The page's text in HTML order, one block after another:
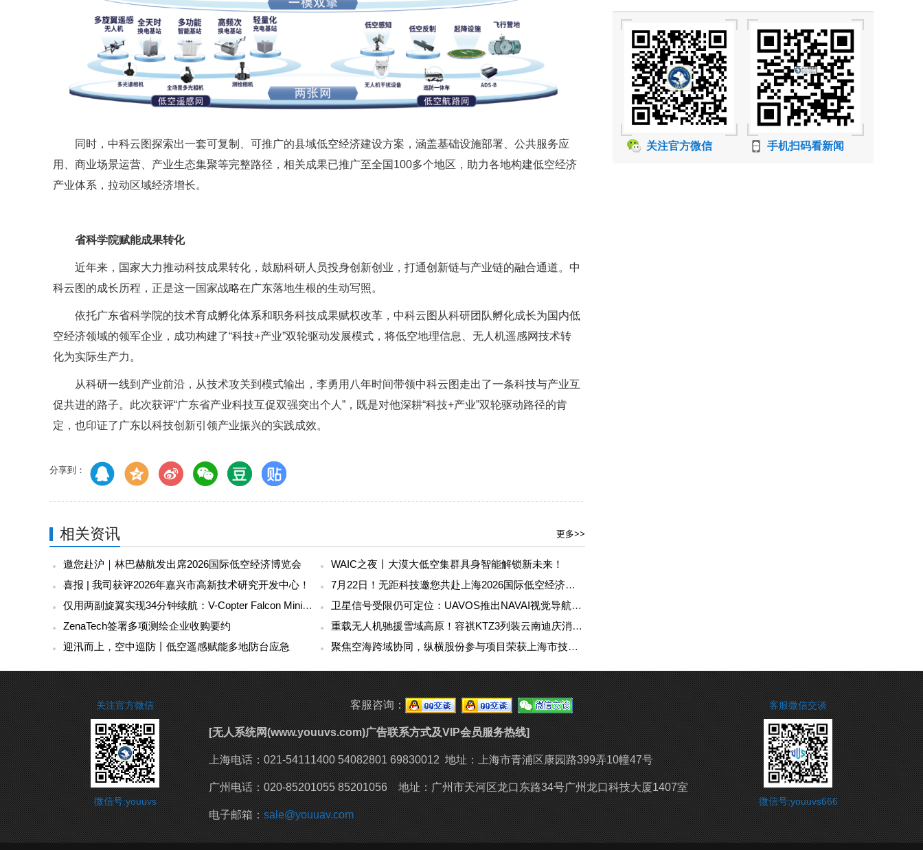
同时，中科云图探索出一套可复制、可推广的县域低空经济建设方案，涵盖基础设施部署、公共服务应
用、商业场景运营、产业生态集聚等完整路径，相关成果已推广至全国100多个地区，助力各地构建低空经济
产业体系，拉动区域经济增长。
省科学院赋能成果转化
近年来，国家大力推动科技成果转化，鼓励科研人员投身创新创业，打通创新链与产业链的融合通道。中
科云图的成长历程，正是这一国家战略在广东落地生根的生动写照。
依托广东省科学院的技术育成孵化体系和职务科技成果赋权改革，中科云图从科研团队孵化成长为国内低
空经济领域的领军企业，成功构建了“科技+产业”双轮驱动发展模式，将低空地理信息、无人机遥感网技术转
化为实际生产力。
从科研一线到产业前沿，从技术攻关到模式输出，李勇用八年时间带领中科云图走出了一条科技与产业互
促共进的路子。此次获评“广东省产业科技互促双强突出个人”，既是对他深耕“科技+产业”双轮驱动路径的肯
定，也印证了广东以科技创新引领产业振兴的实践成效。
分享到：
相关资讯 更多>>
邀您赴沪｜林巴赫航发出席2026国际低空经济博览会
WAIC之夜丨大漠大低空集群具身智能解锁新未来！
喜报 | 我司获评2026年嘉兴市高新技术研究开发中心！
7月22日！无距科技邀您共赴上海2026国际低空经济博览会
仅用两副旋翼实现34分钟续航：V-Copter Falcon Mini探索双旋翼无人机路线
卫星信号受限仍可定位：UAVOS推出NAVAI视觉导航模块
ZenaTech签署多项测绘企业收购要约
重载无人机驰援雪域高原！容祺KTZ3列装云南迪庆消防，科技重塑高原救援新战力
迎汛而上，空中巡防丨低空遥感赋能多地防台应急
聚焦空海跨域协同，纵横股份参与项目荣获上海市技术发明奖一等奖
防，科技重塑高原救援新战力
关注官方微信 手机扫码看新闻
客服咨询：
[无人系统网(www.youuvs.com)广告联系方式及VIP会员服务热线]
上海电话：021-54111400 54082801 69830012地址：上海市青浦区康园路399弄10幢47号
广州电话：020-85201055 85201056 地址：广州市天河区龙口东路34号广州龙口科技大厦1407室
电子邮箱：sale@youuav.com
关注官方微信
微信号:youuvs
客服微信交谈
微信号:youuvs666